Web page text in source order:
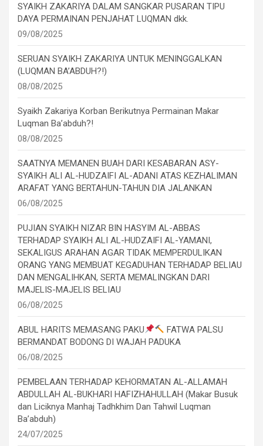
SYAIKH ZAKARIYA DALAM SANGKAR PUSARAN TIPU
DAYA PERMAINAN PENJAHAT LUQMAN dkk.
09/08/2025
SERUAN SYAIKH ZAKARIYA UNTUK MENINGGALKAN
(LUQMAN BA’ABDUH?!)
08/08/2025
Syaikh Zakariya Korban Berikutnya Permainan Makar
Luqman Ba’abduh?!
08/08/2025
SAATNYA MEMANEN BUAH DARI KESABARAN ASY-
SYAIKH ALI AL-HUDZAIFI AL-ADANI ATAS KEZHALIMAN
ARAFAT YANG BERTAHUN-TAHUN DIA JALANKAN
06/08/2025
PUJIAN SYAIKH NIZAR BIN HASYIM AL-ABBAS
TERHADAP SYAIKH ALI AL-HUDZAIFI AL-YAMANI,
SEKALIGUS ARAHAN AGAR TIDAK MEMPERDULIKAN
ORANG YANG MEMBUAT KEGADUHAN TERHADAP BELIAU
DAN MENGALIHKAN, SERTA MEMALINGKAN DARI
MAJELIS-MAJELIS BELIAU
06/08/2025
ABUL HARITS MEMASANG PAKU
FATWA PALSU
BERMANDAT BODONG DI WAJAH PADUKA
06/08/2025
PEMBELAAN TERHADAP KEHORMATAN AL-ALLAMAH
ABDULLAH AL-BUKHARI HAFIZHAHULLAH (Makar Busuk
dan Liciknya Manhaj Tadhkhim Dan Tahwil Luqman
Ba’abduh)
24/07/2025